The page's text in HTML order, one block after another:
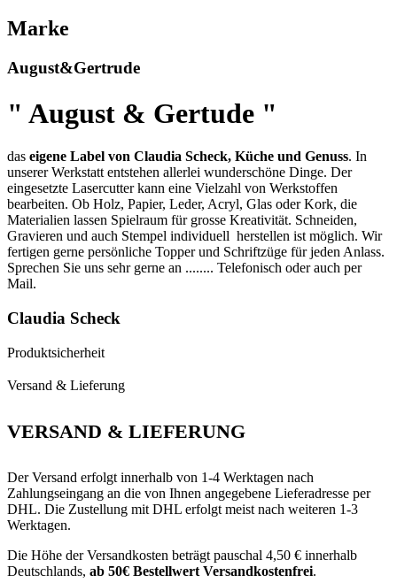
Marke
August&Gertrude
" August & Gertude "
das eigene Label von Claudia Scheck, Küche und Genuss. In
unserer Werkstatt entstehen allerlei wunderschöne Dinge. Der
eingesetzte Lasercutter kann eine Vielzahl von Werkstoffen
bearbeiten. Ob Holz, Papier, Leder, Acryl, Glas oder Kork, die
Materialien lassen Spielraum für grosse Kreativität. Schneiden,
Gravieren und auch Stempel individuell herstellen ist möglich. Wir
fertigen gerne persönliche Topper und Schriftzüge für jeden Anlass.
Sprechen Sie uns sehr gerne an ........ Telefonisch oder auch per
Mail.
Claudia Scheck
Produktsicherheit
Versand & Lieferung
VERSAND & LIEFERUNG
Der Versand erfolgt innerhalb von 1-4 Werktagen nach
Zahlungseingang an die von Ihnen angegebene Lieferadresse per
DHL. Die Zustellung mit DHL erfolgt meist nach weiteren 1-3
Werktagen.
Die Höhe der Versandkosten beträgt pauschal 4,50 € innerhalb
Deutschlands, ab 50€ Bestellwert Versandkostenfrei.